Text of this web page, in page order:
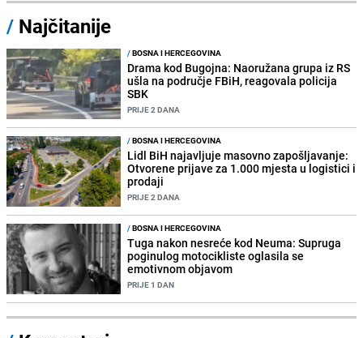
/ Najčitanije
/BOSNA I HERCEGOVINA
Drama kod Bugojna: Naoružana grupa iz RS
ušla na područje FBiH, reagovala policija
SBK
PRIJE 2 DANA
/BOSNA I HERCEGOVINA
Lidl BiH najavljuje masovno zapošljavanje:
Otvorene prijave za 1.000 mjesta u logistici i
prodaji
PRIJE 2 DANA
/BOSNA I HERCEGOVINA
Tuga nakon nesreće kod Neuma: Supruga
poginulog motocikliste oglasila se
emotivnom objavom
PRIJE 1 DAN